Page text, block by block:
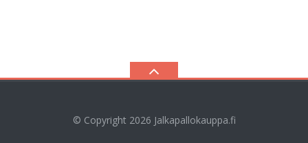
© Copyright 2026 Jalkapallokauppa.fi